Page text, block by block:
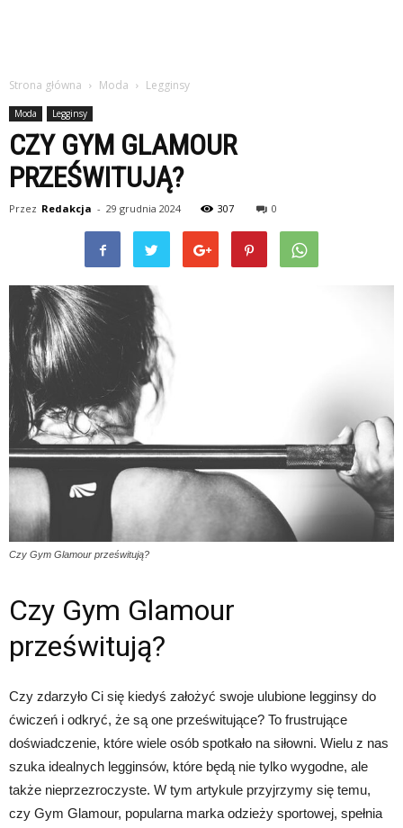
Strona główna Moda Legginsy
Moda Legginsy
CZY GYM GLAMOUR
PRZEŚWITUJĄ?
Przez Redakcja - 29 grudnia 2024 307 0
Czy Gym Glamour prześwitują?
Czy Gym Glamour
prześwitują?
Czy zdarzyło Ci się kiedyś założyć swoje ulubione legginsy do
ćwiczeń i odkryć, że są one prześwitujące? To frustrujące
doświadczenie, które wiele osób spotkało na siłowni. Wielu z nas
szuka idealnych legginsów, które będą nie tylko wygodne, ale
także nieprzezroczyste. W tym artykule przyjrzymy się temu,
czy Gym Glamour, popularna marka odzieży sportowej, spełnia